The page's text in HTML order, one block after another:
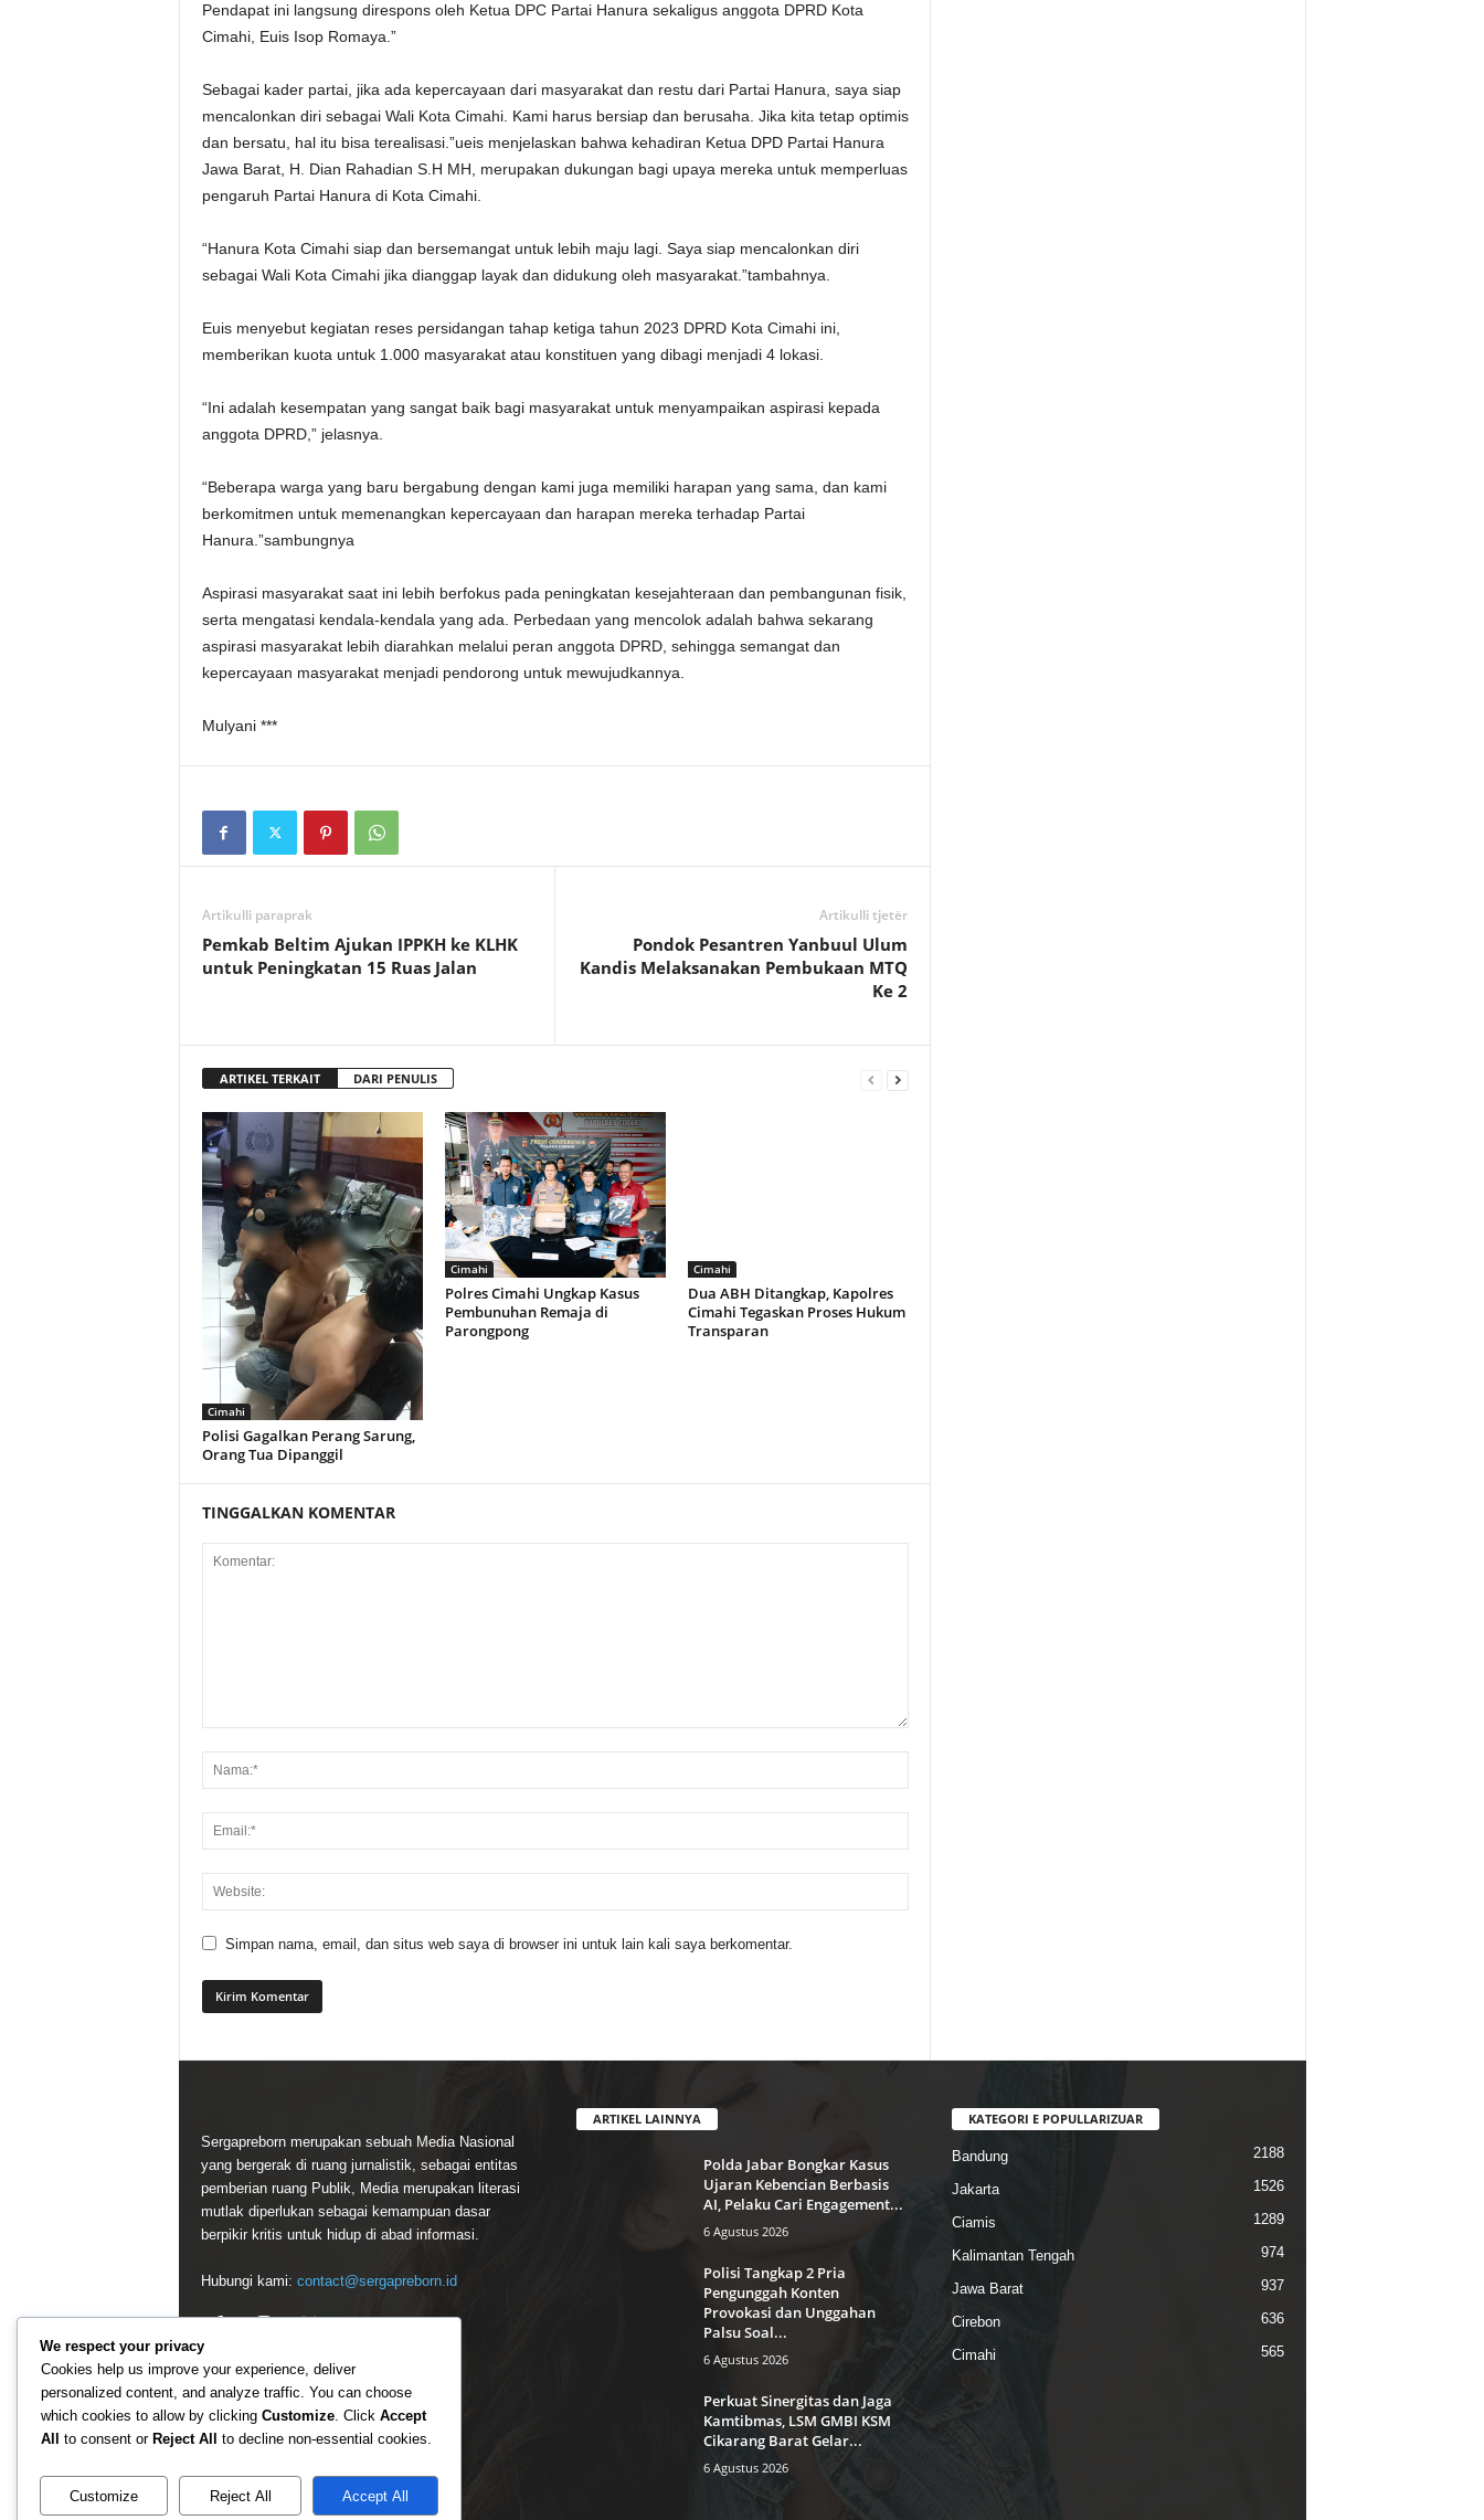
Pendapat ini langsung direspons oleh Ketua DPC Partai Hanura sekaligus anggota DPRD Kota
Cimahi, Euis Isop Romaya.”
Sebagai kader partai, jika ada kepercayaan dari masyarakat dan restu dari Partai Hanura, saya siap
mencalonkan diri sebagai Wali Kota Cimahi. Kami harus bersiap dan berusaha. Jika kita tetap optimis
dan bersatu, hal itu bisa terealisasi.”ueis menjelaskan bahwa kehadiran Ketua DPD Partai Hanura
Jawa Barat, H. Dian Rahadian S.H MH, merupakan dukungan bagi upaya mereka untuk memperluas
pengaruh Partai Hanura di Kota Cimahi.
“Hanura Kota Cimahi siap dan bersemangat untuk lebih maju lagi. Saya siap mencalonkan diri
sebagai Wali Kota Cimahi jika dianggap layak dan didukung oleh masyarakat.”tambahnya.
Euis menyebut kegiatan reses persidangan tahap ketiga tahun 2023 DPRD Kota Cimahi ini,
memberikan kuota untuk 1.000 masyarakat atau konstituen yang dibagi menjadi 4 lokasi.
“Ini adalah kesempatan yang sangat baik bagi masyarakat untuk menyampaikan aspirasi kepada
anggota DPRD,” jelasnya.
“Beberapa warga yang baru bergabung dengan kami juga memiliki harapan yang sama, dan kami
berkomitmen untuk memenangkan kepercayaan dan harapan mereka terhadap Partai
Hanura.”sambungnya
Aspirasi masyarakat saat ini lebih berfokus pada peningkatan kesejahteraan dan pembangunan fisik,
serta mengatasi kendala-kendala yang ada. Perbedaan yang mencolok adalah bahwa sekarang
aspirasi masyarakat lebih diarahkan melalui peran anggota DPRD, sehingga semangat dan
kepercayaan masyarakat menjadi pendorong untuk mewujudkannya.
Mulyani ***
Artikulli paraprak
Pemkab Beltim Ajukan IPPKH ke KLHK
untuk Peningkatan 15 Ruas Jalan
Artikulli tjetër
Pondok Pesantren Yanbuul Ulum
Kandis Melaksanakan Pembukaan MTQ
Ke 2
ARTIKEL TERKAIT DARI PENULIS
Cimahi
Polisi Gagalkan Perang Sarung,
Orang Tua Dipanggil
Cimahi
Polres Cimahi Ungkap Kasus
Pembunuhan Remaja di
Parongpong
Cimahi
Dua ABH Ditangkap, Kapolres
Cimahi Tegaskan Proses Hukum
Transparan
TINGGALKAN KOMENTAR
Simpan nama, email, dan situs web saya di browser ini untuk lain kali saya berkomentar.
Sergapreborn merupakan sebuah Media Nasional
yang bergerak di ruang jurnalistik, sebagai entitas
pemberian ruang Publik, Media merupakan literasi
mutlak diperlukan sebagai kemampuan dasar
berpikir kritis untuk hidup di abad informasi.
Hubungi kami: contact@sergapreborn.id
ARTIKEL LAINNYA
Polda Jabar Bongkar Kasus
Ujaran Kebencian Berbasis
AI, Pelaku Cari Engagement...
6 Agustus 2026
Polisi Tangkap 2 Pria
Pengunggah Konten
Provokasi dan Unggahan
Palsu Soal...
6 Agustus 2026
Perkuat Sinergitas dan Jaga
Kamtibmas, LSM GMBI KSM
Cikarang Barat Gelar...
6 Agustus 2026
KATEGORI E POPULLARIZUAR
Bandung 2188
Jakarta 1526
Ciamis 1289
Kalimantan Tengah 974
Jawa Barat 937
Cirebon 636
Cimahi 565
We respect your privacy
Cookies help us improve your experience, deliver
personalized content, and analyze traffic. You can choose
which cookies to allow by clicking Customize. Click Accept
All
to consent or Reject All to decline non-essential cookies.
Customize Reject All Accept All